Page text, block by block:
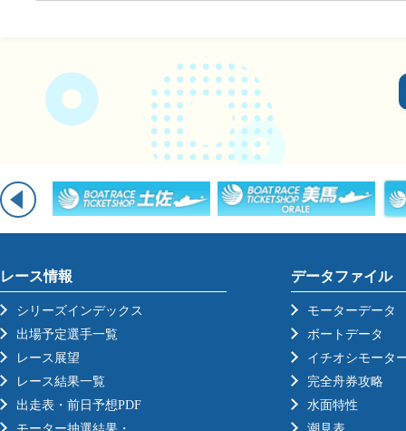
レース情報
シリーズインデックス
出場予定選手一覧
レース展望
レース結果一覧
出走表・前日予想PDF
データファイル
モーターデータ
ボートデータ
イチオシモータ
完全舟券攻略
水面特性